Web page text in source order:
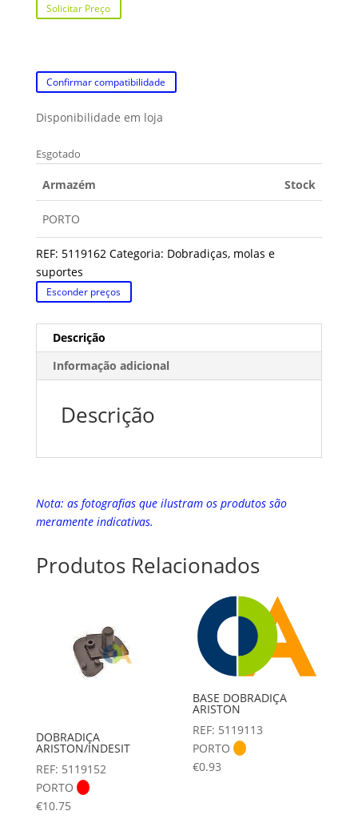
Solicitar Preço
Confirmar compatibilidade
Disponibilidade em loja
Esgotado
Armazém Stock
PORTO
REF: 5119162 Categoria: Dobradiças, molas e
suportes
Esconder preços
Descrição
Informação adicional
Descrição
Nota: as fotografias que ilustram os produtos são
meramente indicativas.
Produtos Relacionados
DOBRADIÇA
ARISTON/INDESIT
REF: 5119152
PORTO
€10.75
BASE DOBRADIÇA
ARISTON
REF: 5119113
PORTO
€0.93